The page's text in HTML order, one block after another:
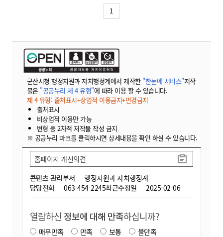
1
군산시청 행정지원과 자치행정계에서 제작한 "한눈에 서비스"저작
물은 "공공누리 제 4 유형"에 따라 이용 할 수 있습니다.
제 4 유형: 출처표시+상업적 이용금지+변경금지
출처표시
비상업적 이용만 가능
변형 등 2차적 저작물 작성 금지
※ 공공누리 마크를 클릭하시면 상세내용을 확인 하실 수 있습니다.
콘텐츠 관리부서
행정지원과 자치행정계
담당전화
063-454-2245최근수정일 2025-02-06
홈페이지 개선의견
열람하신 정보에 대해 만족하십니까?
매우만족 만족 보통
불만족